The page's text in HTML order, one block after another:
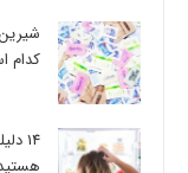
کدام
14